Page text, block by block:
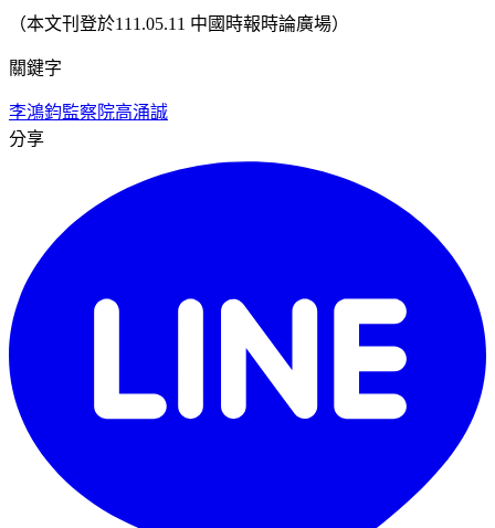
（本文刊登於111.05.11 中國時報時論廣場）
關鍵字
李鴻鈞監察院高涌誠
分享